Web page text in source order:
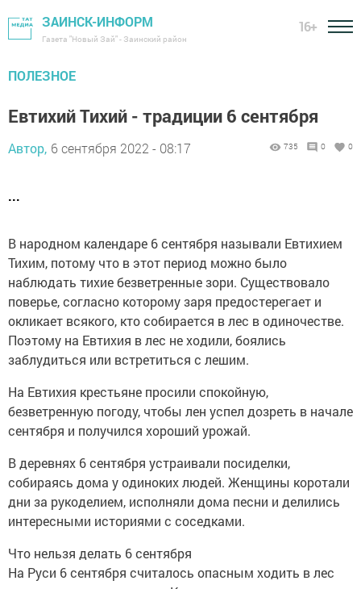
ЗАИНСК-ИНФОРМ
Газета "Новый Зай" - Заинский район
16+
ПОЛЕЗНОЕ
Евтихий Тихий - традиции 6 сентября
Автор, 6 сентября 2022 - 08:17 735 0 0
...
В народном календаре 6 сентября называли Евтихием
Тихим, потому что в этот период можно было
наблюдать тихие безветренные зори. Существовало
поверье, согласно которому заря предостерегает и
окликает всякого, кто собирается в лес в одиночестве.
Поэтому на Евтихия в лес не ходили, боялись
заблудиться или встретиться с лешим.
На Евтихия крестьяне просили спокойную,
безветренную погоду, чтобы лен успел дозреть в начале
сентября и получился хороший урожай.
В деревнях 6 сентября устраивали посиделки,
собираясь дома у одиноких людей. Женщины коротали
дни за рукоделием, исполняли дома песни и делились
интересными историями с соседками.
Что нельзя делать 6 сентября
На Руси 6 сентября считалось опасным ходить в лес